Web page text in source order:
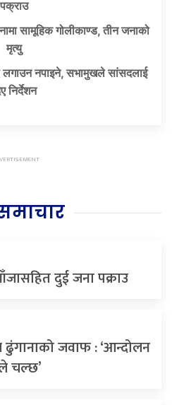
पक्राउ
सामूहिक गोलीकाण्ड, तीन जनाको
मृत्यु
नपाइने, सभामुखले सांसदलाई
निर्देशन
दुई जना पक्राउ
ढुंगानाको जवाफ : ‘आन्दोलन
चल्छ’